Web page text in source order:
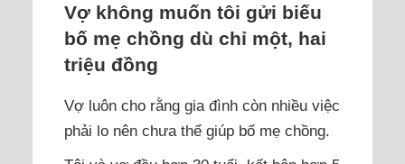
Vợ không muốn tôi gửi biếu
bố mẹ chồng dù chỉ một, hai
triệu đồng
Vợ luôn cho rằng gia đình còn nhiều việc
phải lo nên chưa thể giúp bố mẹ chồng.